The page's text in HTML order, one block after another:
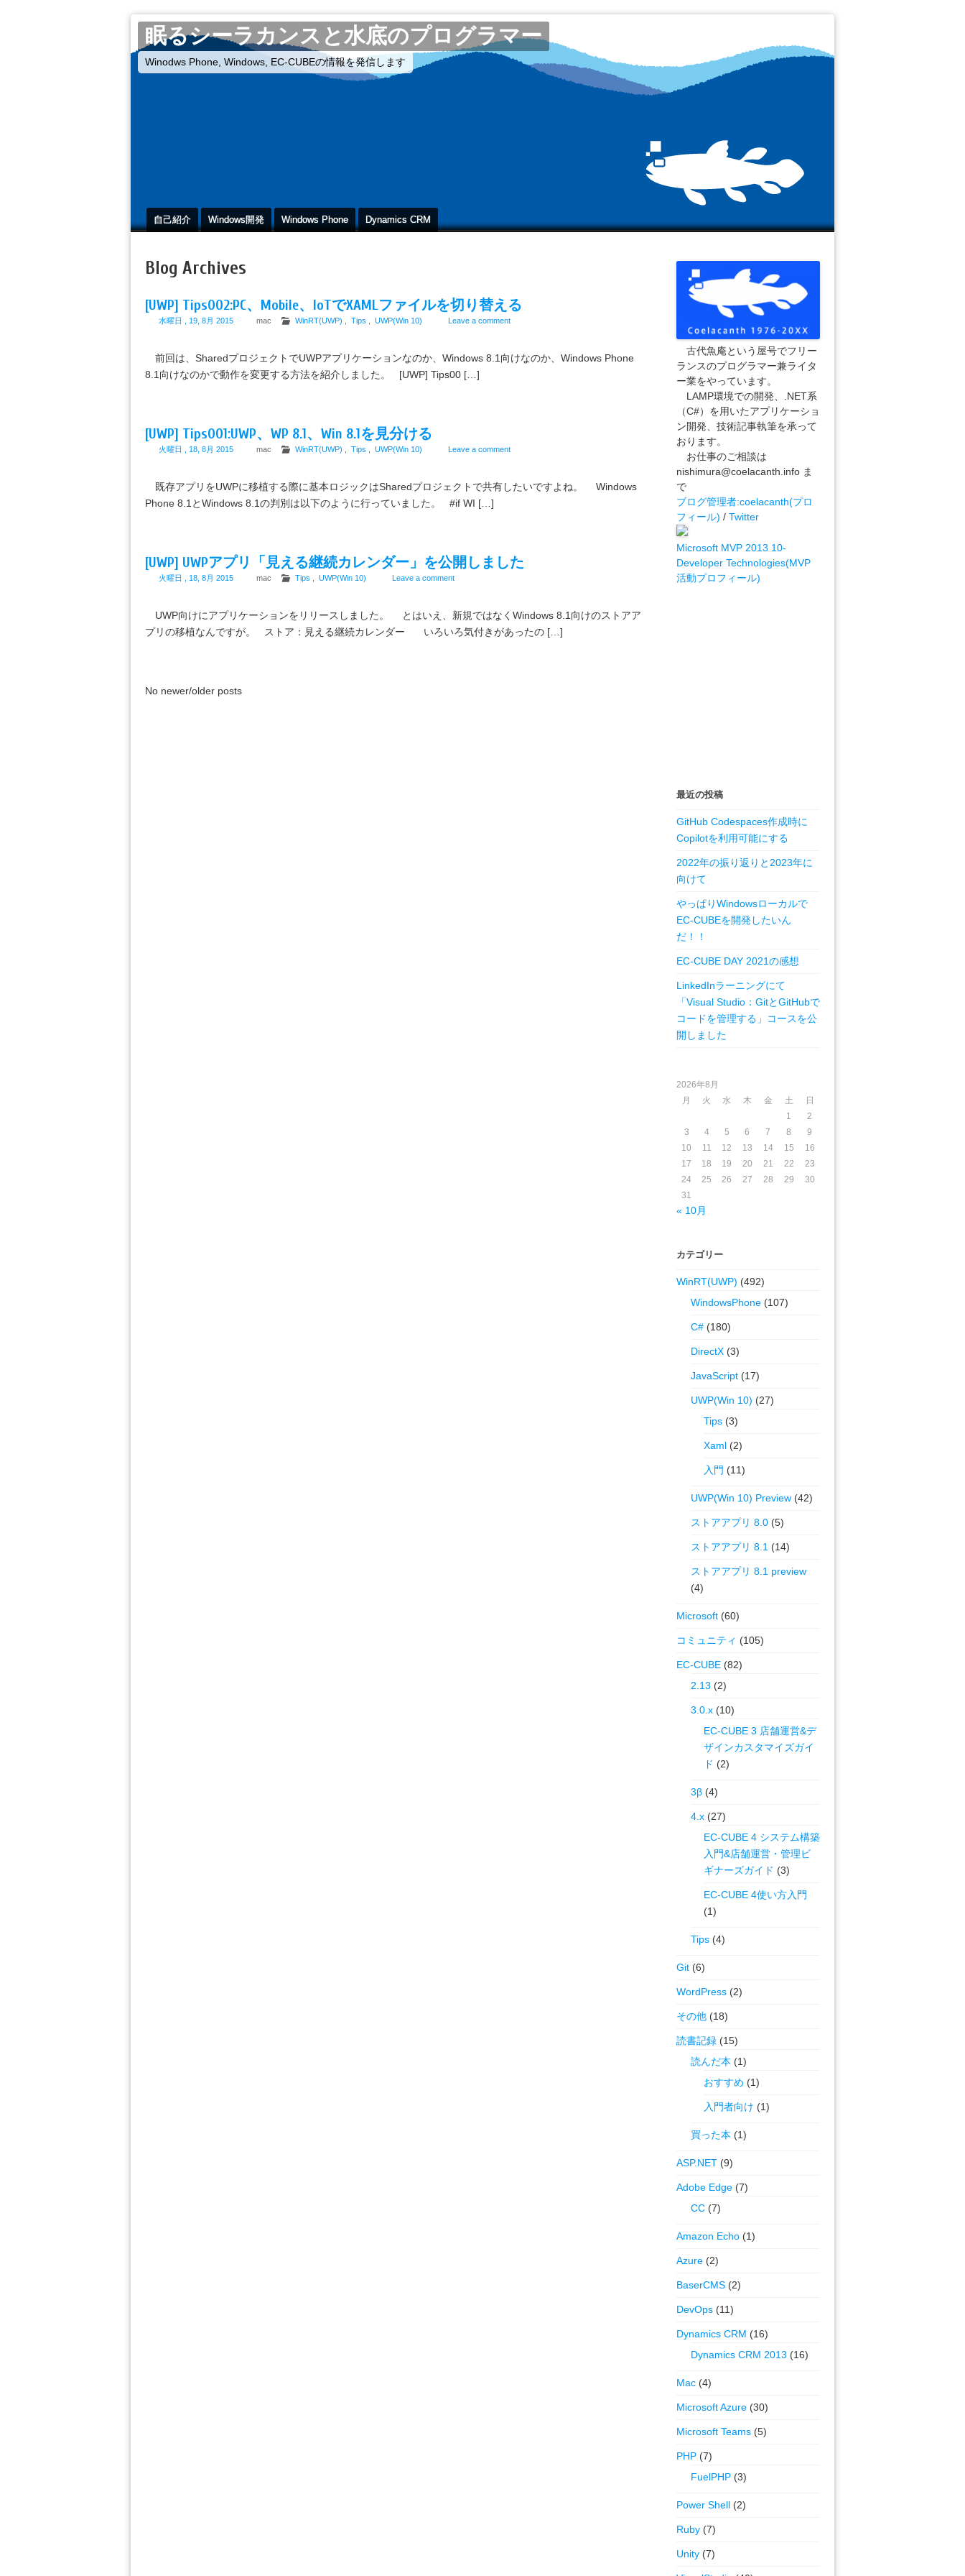
眠るシーラカンスと水底のプログラマー
Winodws Phone, Windows, EC-CUBEの情報を発信します
自己紹介 Windows開発 Windows Phone Dynamics CRM
Blog Archives
[UWP] Tips002:PC、Mobile、IoTでXAMLファイルを切り替える
水曜日 , 19, 8月 2015 mac WinRT(UWP) Tips UWP(Win 10) Leave a comment
前回は、SharedプロジェクトでUWPアプリケーションなのか、Windows 8.1向けなのか、Windows Phone
8.1向けなのかで動作を変更する方法を紹介しました。 [UWP] Tips00 […]
[UWP] Tips001:UWP、WP 8.1、Win 8.1を見分ける
火曜日 , 18, 8月 2015 mac WinRT(UWP) Tips UWP(Win 10) Leave a comment
既存アプリをUWPに移植する際に基本ロジックはSharedプロジェクトで共有したいですよね。 Windows
Phone 8.1とWindows 8.1の判別は以下のように行っていました。 #if WI […]
[UWP] UWPアプリ「見える継続カレンダー」を公開しました
火曜日 , 18, 8月 2015 mac Tips UWP(Win 10) Leave a comment
UWP向けにアプリケーションをリリースしました。 とはいえ、新規ではなくWindows 8.1向けのストアア
プリの移植なんですが。 ストア：見える継続カレンダー いろいろ気付きがあったの […]
No newer/older posts
古代魚庵という屋号でフリー
ランスのプログラマー兼ライタ
ー業をやっています。
LAMP環境での開発、.NET系
（C#）を用いたアプリケーショ
ン開発、技術記事執筆を承って
おります。
お仕事のご相談は
nishimura@coelacanth.info ま
で
ブログ管理者:coelacanth(プロ
フィール) / Twitter
Microsoft MVP 2013 10-
Developer Technologies(MVP
活動プロフィール)
最近の投稿
GitHub Codespaces作成時に
Copilotを利用可能にする
2022年の振り返りと2023年に
向けて
やっぱりWindowsローカルで
EC-CUBEを開発したいん
だ！！
EC-CUBE DAY 2021の感想
LinkedInラーニングにて
「Visual Studio：GitとGitHubで
コードを管理する」コースを公
開しました
2026年8月
月
火 水 木 金 土
日
1
2
3
4 5 6 7 8
9
10
11 12 13 14 15
16
17
18 19 20 21 22
23
24
25 26 27 28 29
30
31
« 10月
カテゴリー
WinRT(UWP) (492)
WindowsPhone (107)
C# (180)
DirectX (3)
JavaScript (17)
UWP(Win 10) (27)
Tips (3)
Xaml (2)
入門 (11)
UWP(Win 10) Preview (42)
ストアアプリ 8.0 (5)
ストアアプリ 8.1 (14)
ストアアプリ 8.1 preview
(4)
Microsoft (60)
コミュニティ (105)
EC-CUBE (82)
2.13 (2)
3.0.x (10)
EC-CUBE 3 店舗運営&デ
ザインカスタマイズガイ
ド (2)
3β (4)
4.x (27)
EC-CUBE 4 システム構築
入門&店舗運営・管理ビ
ギナーズガイド (3)
EC-CUBE 4使い方入門
(1)
Tips (4)
Git (6)
WordPress (2)
その他 (18)
読書記録 (15)
読んだ本 (1)
おすすめ (1)
入門者向け (1)
買った本 (1)
ASP.NET (9)
Adobe Edge (7)
CC (7)
Amazon Echo (1)
Azure (2)
BaserCMS (2)
DevOps (11)
Dynamics CRM (16)
Dynamics CRM 2013 (16)
Mac (4)
Microsoft Azure (30)
Microsoft Teams (5)
PHP (7)
FuelPHP (3)
Power Shell (2)
Ruby (7)
Unity (7)